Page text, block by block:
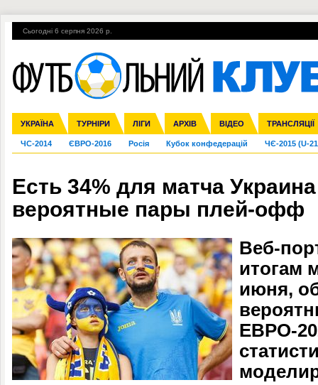
Сьогодні 6 серпня 2026 р.
УКРАЇНА ТУРНІРИ ЛІГИ АРХІВ ВІДЕО ТРАНСЛЯЦІЇ
Збірна Прем'єр-ліга Перша ліга Друга ліга Кубок України
Ліга чемпіонів Ліга Європи Міжнародні Ліга націй Ліга
Англія Іспанія Італія Німеччина Франція Інші
ЧС-2014 ЄВРО-2016 Росія Кубок конфедерацій ЧЄ-2015 (U-
Гарячі теми УПЛ, 1-й тур ВІЙНА УПЛ-ПЕРЕХОДИ
Есть 34% для матча
вероятные пары плей-офф
Веб-
итогам
июня,
ЕВРО-